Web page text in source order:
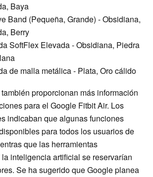
Baya
Band (Pequeña, Grande) - Obsidiana,
Berry
SoftFlex Elevada - Obsidiana, Piedra
de malla metálica - Plata, Oro cálido
proporcionan más información
para el Google Fitbit Air. Los
indicaban que algunas funciones
para todos los usuarios de
que las herramientas
inteligencia artificial se reservarían
Se ha sugerido que Google planea